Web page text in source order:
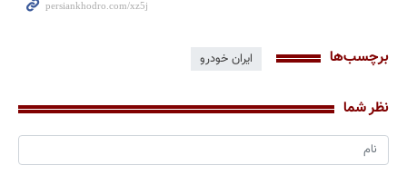
برچسب‌ها ایران خودرو
نظر شما